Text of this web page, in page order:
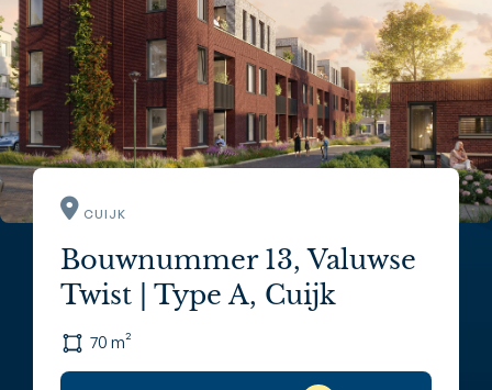
CUIJK
Bouwnummer 13, Valuwse
Twist | Type A, Cuijk
70 m²